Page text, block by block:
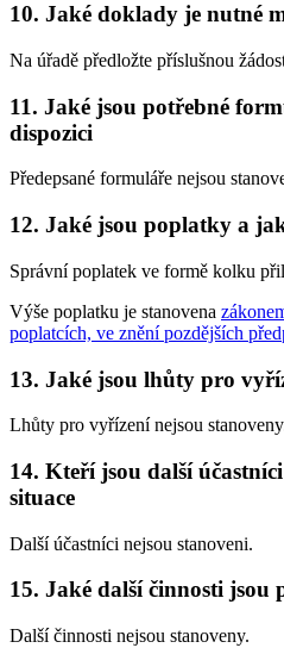
10. Jaké doklady je nutné
Na úřadě předložte příslušnou
11. Jaké jsou potřebné
dispozici
Předepsané formuláře nejsou
12. Jaké jsou poplatky a
Správní poplatek ve formě kolku
Výše poplatku je stanovena
poplatcích, ve znění pozdějších
13. Jaké jsou lhůty pro
Lhůty pro vyřízení nejsou
14. Kteří jsou další
situace
Další účastníci nejsou stanoveni.
15. Jaké další činnosti jsou
Další činnosti nejsou stanoveny.